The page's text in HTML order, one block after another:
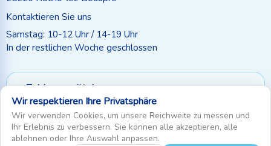
Kontaktieren Sie uns
Samstag: 10-12 Uhr / 14-19 Uhr
In der restlichen Woche geschlossen
Zahlungsmittel
Folgen Sie uns
Wir respektieren Ihre Privatsphäre
Wir verwenden Cookies, um unsere Reichweite zu messen und
Ihr Erlebnis zu verbessern. Sie können alle akzeptieren, alle
ablehnen oder Ihre Auswahl anpassen.